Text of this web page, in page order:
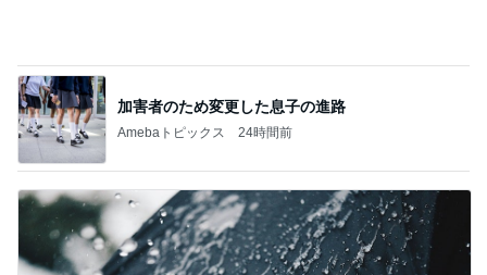
加害者のため変更した息子の進路
Amebaトピックス 24時間前